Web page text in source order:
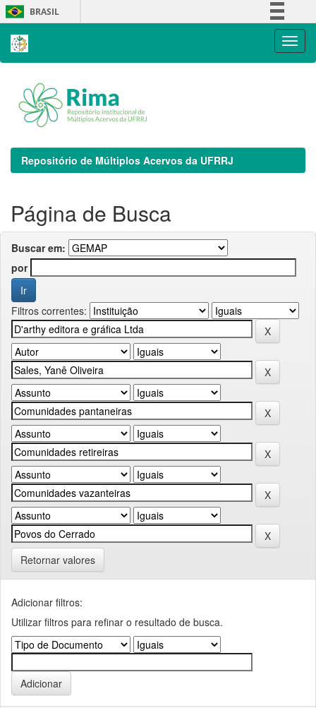
Skip
navigation
BRASIL
Repositório de Múltiplos Acervos da UFRRJ
Página de Busca
Buscar em:
por
Filtros correntes:
Retornar valores
Adicionar filtros:
Utilizar filtros para refinar o resultado de busca.